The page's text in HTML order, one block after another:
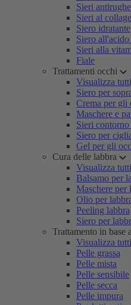
Sieri antirughe
Sieri al
Siero idratante
Siero
Sieri alla
Fiale
Trattamenti occhi
Visualizza tutti
Siero per
Crema per gli
Maschere e
Sieri
Siero per
Gel per gli
Cura delle labbra
Visualizza tutti
Balsamo per
Maschere per
Olio per
Peeling labbra
Siero per
Trattamento in base
Visualizza tutti
Pelle grassa
Pelle mista
Pelle sensibile
Pelle secca
Pelle impura